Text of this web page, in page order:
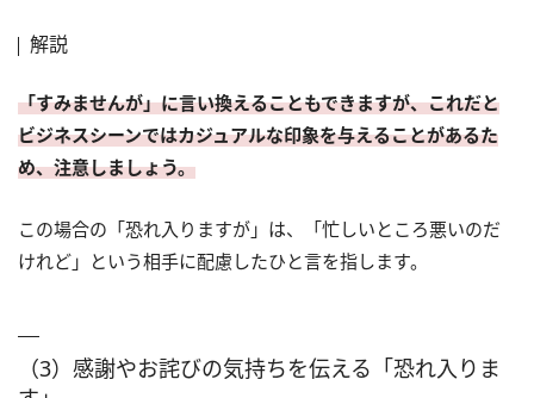
解説
「すみませんが」に言い換えることもできますが、これだと
ビジネスシーンではカジュアルな印象を与えることがあるた
め、注意しましょう。
この場合の「恐れ入りますが」は、「忙しいところ悪いのだ
けれど」という相手に配慮したひと言を指します。
（3）感謝やお詫びの気持ちを伝える「恐れ入りま